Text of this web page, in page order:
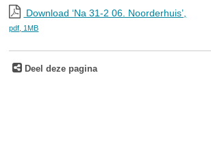
Download ‘Na 31-2 06. Noorderhuis’,
pdf , 1MB
Deel deze pagina